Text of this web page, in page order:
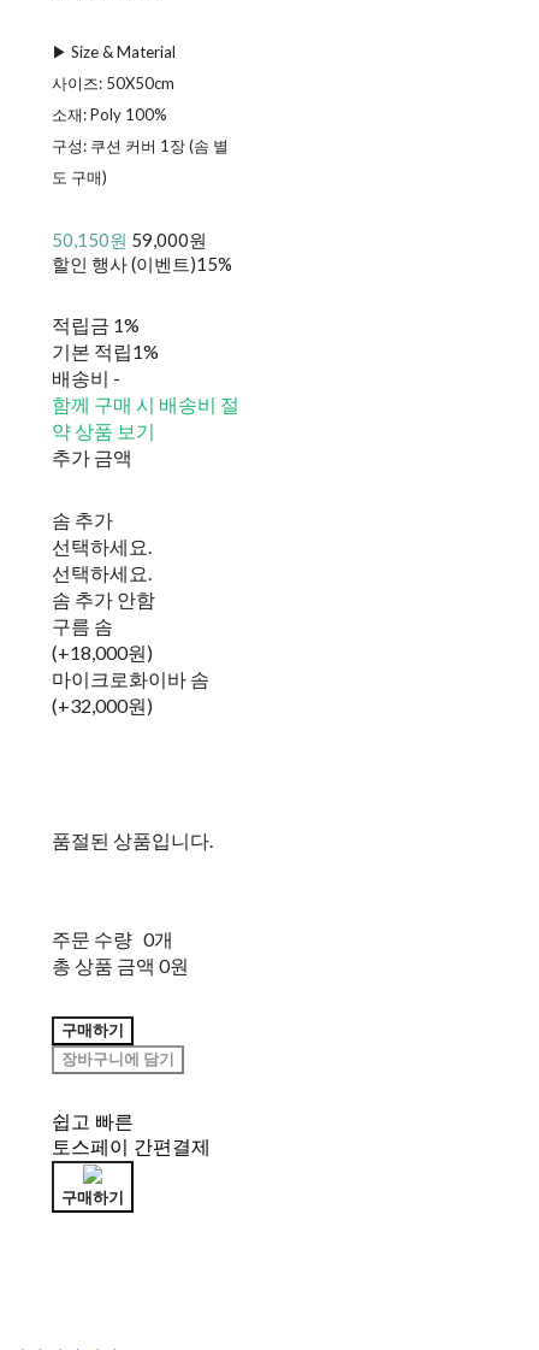
▶︎ Size & Material
ㅤ사이즈: 50X50cm
ㅤ소재: Poly 100%
ㅤ구성: 쿠션 커버 1장 (솜 별
도 구매)
50,150원 59,000원
할인 행사 (이벤트)15%
적립금 1%
기본 적립1%
배송비 -
함께 구매 시 배송비 절
약 상품 보기
추가 금액
솜 추가
선택하세요.
선택하세요.
솜 추가 안함
구름 솜
(+18,000원)
마이크로화이바 솜
(+32,000원)
품절된 상품입니다.
주문 수량 0개
총 상품 금액 0원
구매하기
장바구니에 담기
쉽고 빠른
토스페이 간편결제
구매하기